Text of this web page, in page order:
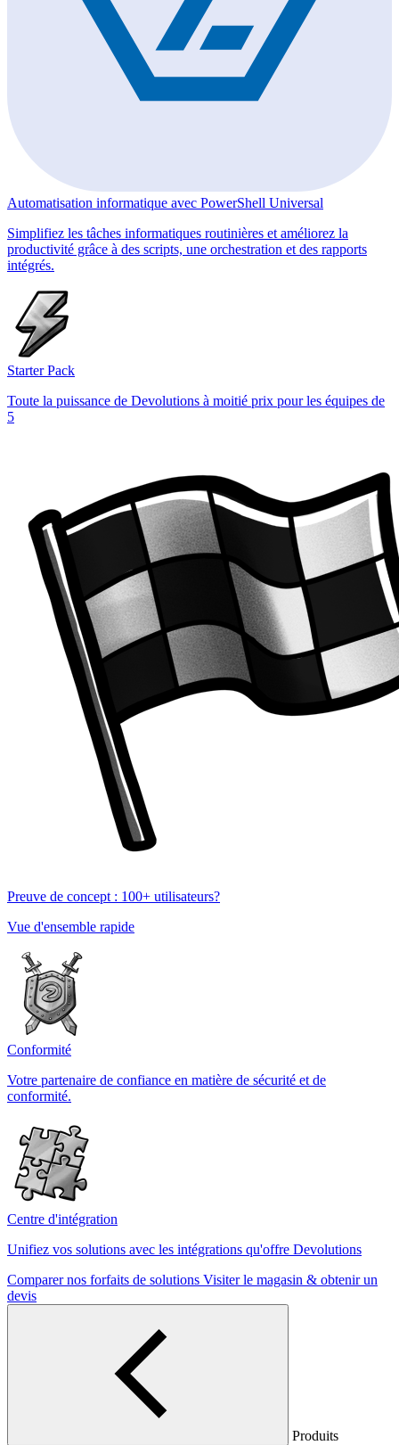
Automatisation informatique avec PowerShell Universal
Simplifiez les tâches informatiques routinières et améliorez la
productivité grâce à des scripts, une orchestration et des rapports
intégrés.
Starter Pack
Toute la puissance de Devolutions à moitié prix pour les équipes de
5
Preuve de concept : 100+ utilisateurs?
Vue d'ensemble rapide
Conformité
Votre partenaire de confiance en matière de sécurité et de
conformité.
Centre d'intégration
Unifiez vos solutions avec les intégrations qu'offre Devolutions
Comparer nos forfaits de solutions Visiter le magasin & obtenir un
devis
Produits